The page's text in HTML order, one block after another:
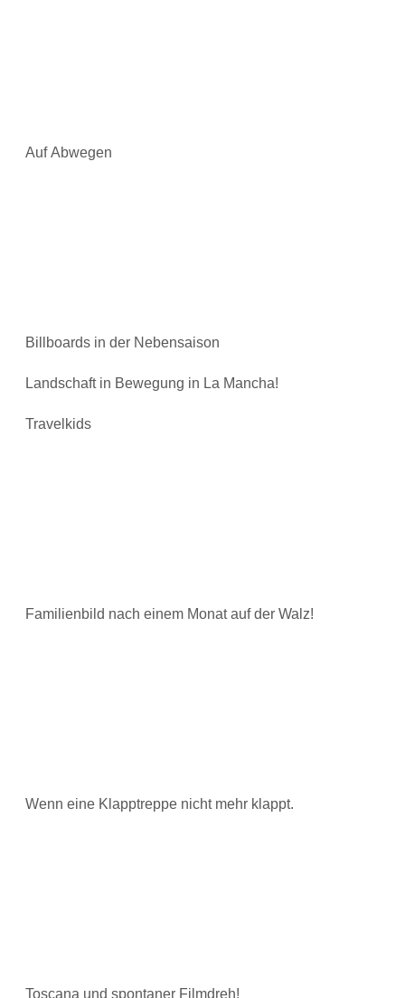
Auf Abwegen
Billboards in der Nebensaison
Landschaft in Bewegung in La Mancha!
Travelkids
Familienbild nach einem Monat auf der Walz!
Wenn eine Klapptreppe nicht mehr klappt.
Toscana und spontaner Filmdreh!